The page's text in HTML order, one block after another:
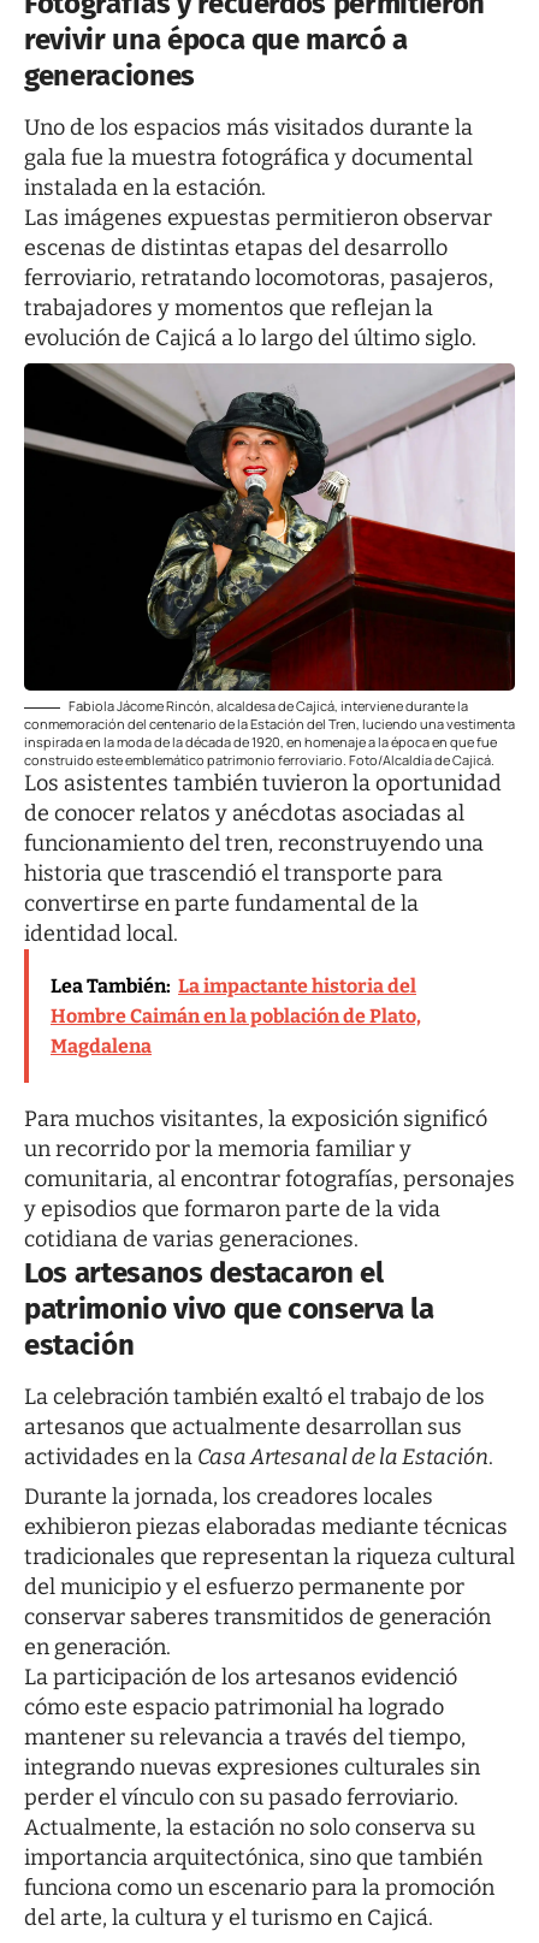
revivir una época que marcó a
generaciones
Uno de los espacios más visitados durante la
gala fue la muestra fotográfica y documental
instalada en la estación.
Las imágenes expuestas permitieron observar
escenas de distintas etapas del desarrollo
ferroviario, retratando locomotoras, pasajeros,
trabajadores y momentos que reflejan la
evolución de Cajicá a lo largo del último siglo.
Fabiola Jácome Rincón, alcaldesa de Cajicá, interviene durante la
conmemoración del centenario de la Estación del Tren, luciendo una vestimenta
inspirada en la moda de la década de 1920, en homenaje a la época en que fue
construido este emblemático patrimonio ferroviario. Foto/Alcaldía de Cajicá.
Los asistentes también tuvieron la oportunidad
de conocer relatos y anécdotas asociadas al
funcionamiento del tren, reconstruyendo una
historia que trascendió el transporte para
convertirse en parte fundamental de la
identidad local.
Lea También: La impactante historia del
Hombre Caimán en la población de Plato,
Magdalena
Para muchos visitantes, la exposición significó
un recorrido por la memoria familiar y
comunitaria, al encontrar fotografías, personajes
y episodios que formaron parte de la vida
cotidiana de varias generaciones.
Los artesanos destacaron el
patrimonio vivo que conserva la
estación
La celebración también exaltó el trabajo de los
artesanos que actualmente desarrollan sus
actividades en la Casa Artesanal de la Estación.
Durante la jornada, los creadores locales
exhibieron piezas elaboradas mediante técnicas
tradicionales que representan la riqueza cultural
del municipio y el esfuerzo permanente por
conservar saberes transmitidos de generación
en generación.
La participación de los artesanos evidenció
cómo este espacio patrimonial ha logrado
mantener su relevancia a través del tiempo,
integrando nuevas expresiones culturales sin
perder el vínculo con su pasado ferroviario.
Actualmente, la estación no solo conserva su
importancia arquitectónica, sino que también
funciona como un escenario para la promoción
del arte, la cultura y el turismo en Cajicá.